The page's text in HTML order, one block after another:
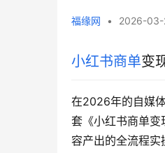
福缘网 • 2026-
小红书商单变
在2026年的自媒体
套《小红书商单变
容产出的全流程实